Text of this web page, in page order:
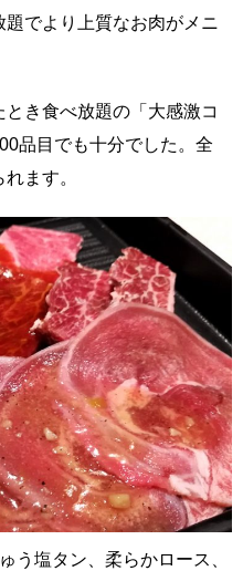
でより上質なお肉がメニ
き食べ放題の「大感激コ
品目でも十分でした。全
ます。
う塩タン、柔らかロース、